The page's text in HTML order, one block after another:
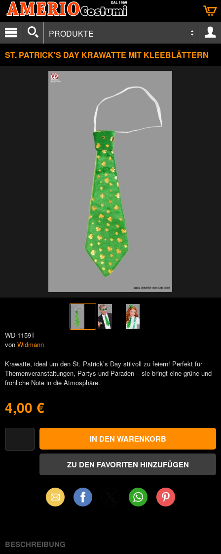
PRODUKTE
ST. PATRICK'S DAY KRAWATTE MIT KLEEBLÄTTERN
WD-1159T
von Widmann
Krawatte, ideal um den St. Patrick’s Day stilvoll zu feiern! Perfekt für
Themenveranstaltungen, Partys und Paraden – sie bringt eine grüne und
fröhliche Note in die Atmosphäre.
4,00 €
Email Facebook WhatsAppPinterest
BESCHREIBUNG